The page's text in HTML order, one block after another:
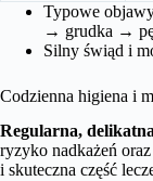
Typowe
→ grudka →
Silny świąd i
Codzienna higiena i
Regularna,
ryzyko nadkażeń
i skuteczna część